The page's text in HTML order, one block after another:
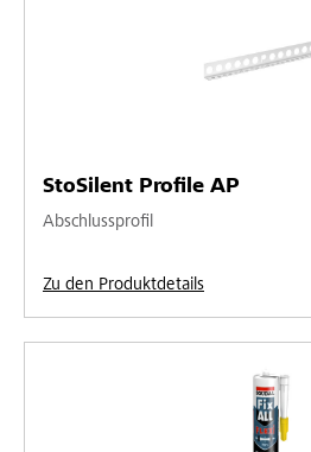
StoSilent Profile AP
Abschlussprofil
Zu den Produktdetails